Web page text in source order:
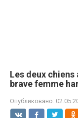
Les deux
brave femme
Опубликовано: